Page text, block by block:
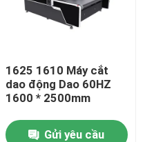
1625 1610 Máy cắt
dao động Dao 60HZ
1600 * 2500mm
Gửi yêu cầu